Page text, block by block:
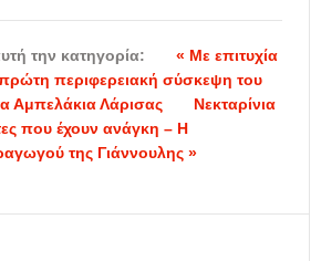
την κατηγορία:
« Με επιτυχία
περιφερειακή σύσκεψη του
Αμπελάκια Λάρισας
Νεκταρίνια
που έχουν ανάγκη – Η
της Γιάννουλης »